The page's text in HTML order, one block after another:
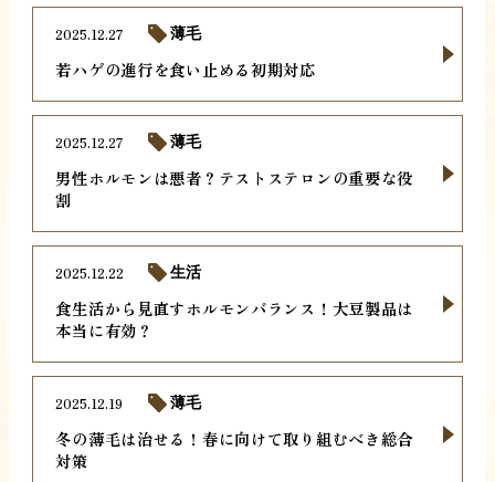
若ハゲの進行を食い止める初期対応
2025.12.27 薄毛
男性ホルモンは悪者？テストステロンの重要な役
割
2025.12.27 薄毛
食生活から見直すホルモンバランス！大豆製品は
本当に有効？
2025.12.22 生活
冬の薄毛は治せる！春に向けて取り組むべき総合
対策
2025.12.19 薄毛